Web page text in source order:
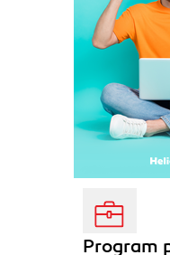
Program